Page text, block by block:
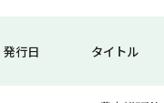
発行日 タイトル